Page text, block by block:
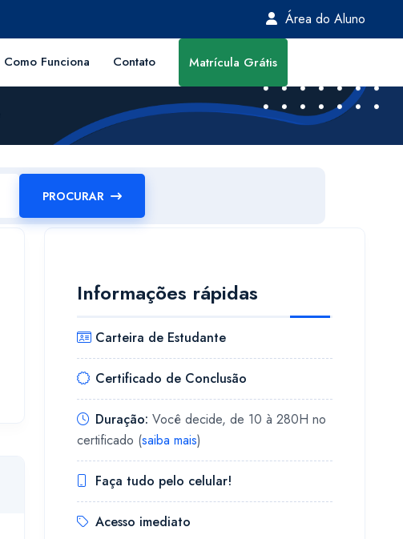
Área do Aluno
Como Funciona Contato Matrícula Grátis
PROCURAR
Informações rápidas
Carteira de Estudante
Certificado de Conclusão
Duração:Você decide, de 10 à 280H no
certificado (saiba mais)
Faça tudo pelo celular!
Acesso imediato